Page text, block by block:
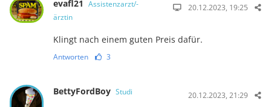
evafl21 Assistenzarzt/-
ärztin
20.12.2023, 19:25
Klingt nach einem guten Preis dafür.
Antworten 3
BettyFordBoy Studi 20.12.2023, 21:29